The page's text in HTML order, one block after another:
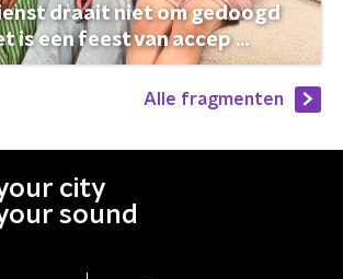
draait niet om gedoogd
is een feest van accep ...
Alle fragmenten
city
sound